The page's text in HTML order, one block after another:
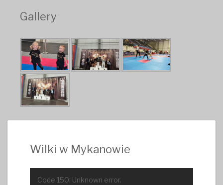
Gallery
Wilki w Mykanowie
Code 150: Unknown error.